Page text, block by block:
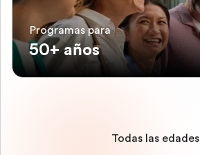
Programas para
50+ años
Todas las edades